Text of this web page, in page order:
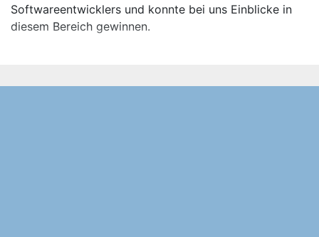
Softwareentwicklers und konnte bei uns Einblicke in
diesem Bereich gewinnen.